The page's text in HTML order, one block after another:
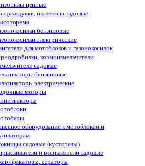
цепные
пылесосы садовые
бензиновые
электрические
для мотоблоков и газонокосилок
кормоизмельчители
садовые
бензиновые
электрические
моторы
оборудование к мотоблокам и
садовые (кусторезы)
и распылители садовые
аэраторы